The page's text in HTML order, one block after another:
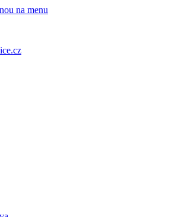
na menu